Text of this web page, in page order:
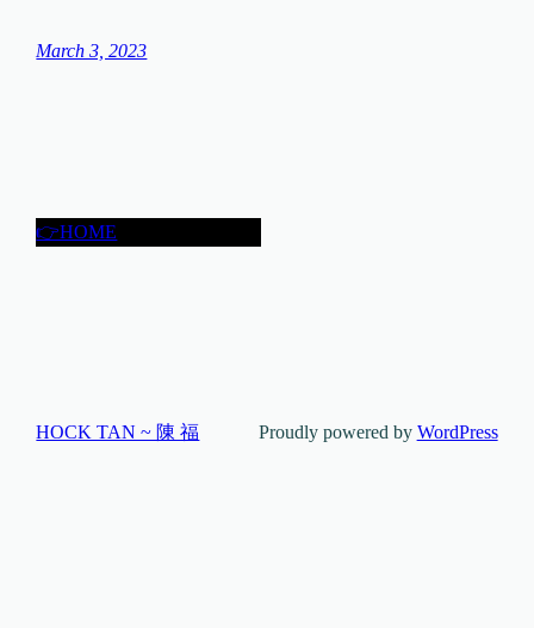
March 3, 2023
👉HOME
HOCK TAN ~ 陳 福 Proudly powered by WordPress